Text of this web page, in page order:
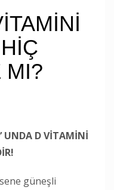
MI?
UNDA D VİTAMİNİ
güneşli